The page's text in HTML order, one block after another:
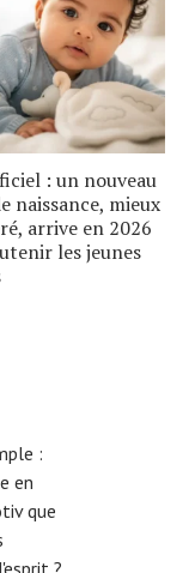
: un nouveau
naissance, mieux
arrive en 2026
les jeunes
:
en
que
?